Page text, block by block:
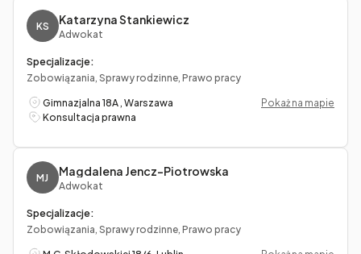
KS Katarzyna Stankiewicz
Adwokat
Specjalizacje:
Zobowiązania, Sprawy rodzinne, Prawo pracy
Gimnazjalna 18A , Warszawa
Pokaż na mapie
Konsultacja prawna
MJ Magdalena Jencz-Piotrowska
Adwokat
Specjalizacje:
Zobowiązania, Sprawy rodzinne, Prawo pracy